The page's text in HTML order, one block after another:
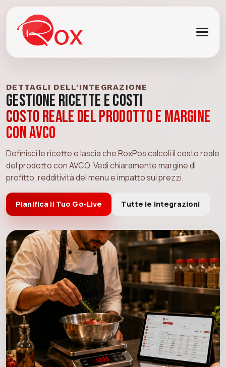
DETTAGLI DELL'INTEGRAZIONE
Gestione Ricette e Costi
Costo reale del prodotto e margine
con AVCO
Definisci le ricette e lascia che RoxPos calcoli il costo reale
del prodotto con AVCO. Vedi chiaramente margine di
profitto, redditività del menu e impatto sui prezzi.
Pianifica il Tuo Go-Live Tutte le Integrazioni